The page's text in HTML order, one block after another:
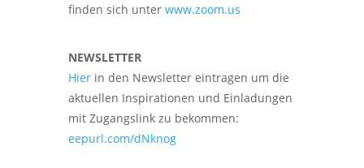
finden sich unter www.zoom.us
NEWSLETTER
Hier in den Newsletter eintragen um die
aktuellen Inspirationen und Einladungen
mit Zugangslink zu bekommen:
eepurl.com/dNknog